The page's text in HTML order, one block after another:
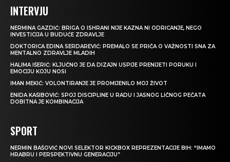
INTERVJU
NERMINA GAZDIĆ: BRIGA O ISHRANI NIJE KAZNA NI ODRICANJE, NEGO
INVESTICIJA U BUDUĆE ZDRAVLJE
DOKTORICA EDINA SERDAREVIĆ: PREMALO SE PRIČA O VAŽNOSTI SNA ZA
MENTALNO ZDRAVLJE MLADIH
HALIMA IŠERIĆ: KLJUČNO JE DA DIZAJN USPIJE PRENIJETI PORUKU I
EMOCIJU KOJU NOSI
IMAN MEKIĆ: VOLONTIRANJE JE PROMIJENILO MOJ ŽIVOT
ENIDA KAŠIBOVIĆ: SPOJ DISCIPLINE U RADU I JASNOG LIČNOG PEČATA
DOBITNA JE KOMBINACIJA
SPORT
NERMIN BAŠOVIĆ NOVI SELEKTOR KICKBOX REPREZENTACIJE BIH: “IMAMO
HRABRU I PERSPEKTIVNU GENERACIJU”